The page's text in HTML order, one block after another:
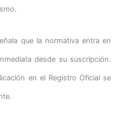
que la normativa entra en
desde su suscripción.
en el Registro Oficial se